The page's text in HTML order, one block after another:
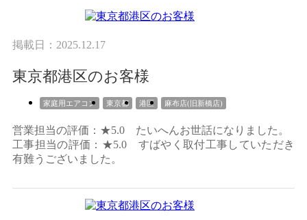
掲載日：2025.12.17
東京都港区のお客様
家庭用エアコン 東京都 港区 麻布店(旧新橋店)
営業担当の評価：★5.0 たいへんお世話になりました。
工事担当の評価：★5.0 すばやく取付工事していただき
有難うございました。